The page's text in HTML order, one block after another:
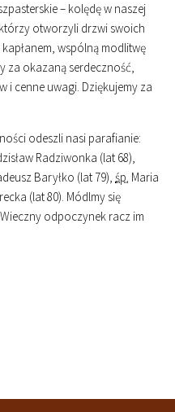
– kolędę w naszej
otworzyli drzwi swoich
wspólną modlitwę
za okazaną serdeczność,
i cenne uwagi. Dziękujemy za
odeszli nasi parafianie:
Radziwonka (lat 68),
Baryłko (lat 79), śp. Maria
(lat 80). Módlmy się
odpoczynek racz im